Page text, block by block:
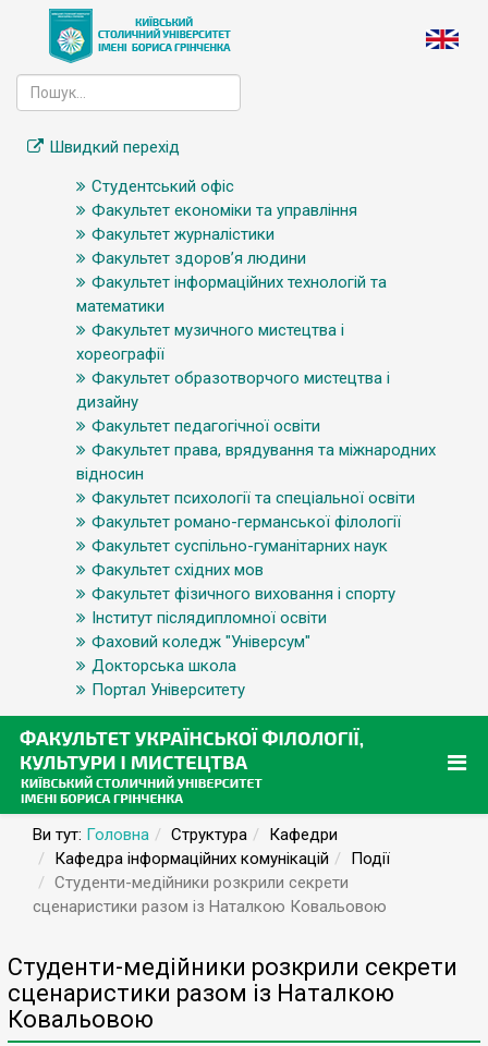
Швидкий перехід
Студентський офіс
Факультет економіки та управління
Факультет журналістики
Факультет здоров’я людини
Факультет інформаційних технологій та
математики
Факультет музичного мистецтва і
хореографії
Факультет образотворчого мистецтва і
дизайну
Факультет педагогічної освіти
Факультет права, врядування та міжнародних
відносин
Факультет психології та спеціальної освіти
Факультет романо-германської філології
Факультет суспільно-гуманітарних наук
Факультет східних мов
Факультет фізичного виховання і спорту
Інститут післядипломної освіти
Фаховий коледж "Універсум"
Докторська школа
Портал Університету
Ви тут: Головна Структура
Кафедри
Кафедра інформаційних комунікацій
Події
Студенти-медійники розкрили секрети
сценаристики разом із Наталкою Ковальовою
Студенти-медійники розкрили секрети
сценаристики разом із Наталкою
Ковальовою